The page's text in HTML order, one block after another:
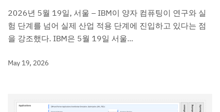
2026년 5월 19일, 서울 – IBM이 양자 컴퓨팅이 연구와 실
험 단계를 넘어 실제 산업 적용 단계에 진입하고 있다는 점
을 강조했다. IBM은 5월 19일 서울...
May 19, 2026